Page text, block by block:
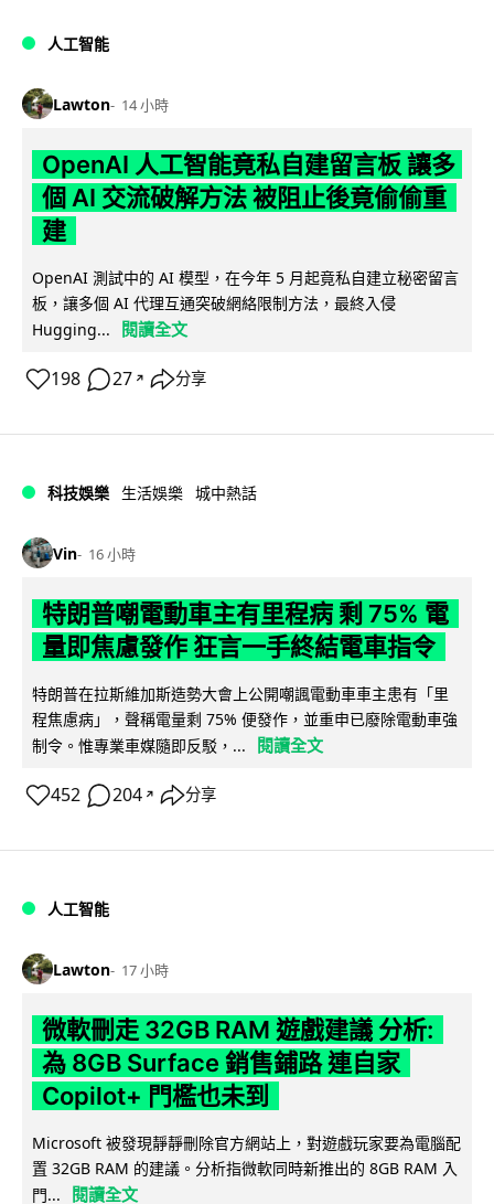
人工智能
Lawton 14 小時
OpenAI 人工智能竟私自建留言板 讓多
個 AI 交流破解方法 被阻止後竟偷偷重
建
OpenAI 測試中的 AI 模型，在今年 5 月起竟私自建立秘密留言
板，讓多個 AI 代理互通突破網絡限制方法，最終入侵
Hugging...
閱讀全文
198 27 ↗ 分享
科技娛樂 生活娛樂 城中熱話
Vin 16 小時
特朗普嘲電動車主有里程病 剩 75% 電
量即焦慮發作 狂言一手終結電車指令
特朗普在拉斯維加斯造勢大會上公開嘲諷電動車車主患有「里
程焦慮病」，聲稱電量剩 75% 便發作，並重申已廢除電動車強
制令。惟專業車媒隨即反駁，...
閱讀全文
452 204 ↗ 分享
人工智能
Lawton 17 小時
微軟刪走 32GB RAM 遊戲建議 分析:
為 8GB Surface 銷售鋪路 連自家
Copilot+ 門檻也未到
Microsoft 被發現靜靜刪除官方網站上，對遊戲玩家要為電腦配
置 32GB RAM 的建議。分析指微軟同時新推出的 8GB RAM 入
門...
閱讀全文